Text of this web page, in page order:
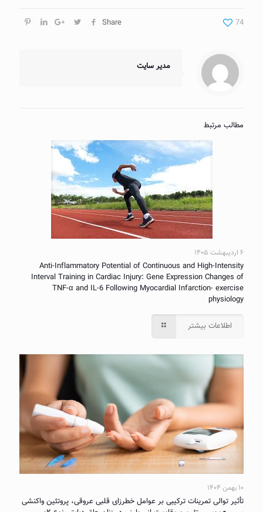
Share 74
مدیر سایت
مطالب مرتبط
۶ اردیبهشت ۱۴۰۵
Anti-Inflammatory Potential of Continuous and High-Intensity
Interval Training in Cardiac Injury: Gene Expression Changes of
TNF-α and IL-6 Following Myocardial Infarction- exercise
physiology
اطلاعات بیشتر
۱۰ بهمن ۱۴۰۴
تأثیر توالی تمرینات ترکیبی بر عوامل خطرزای قلبی عروقی، پروتئین واکنشی